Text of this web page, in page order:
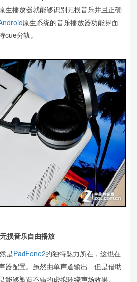
生播放器就能够识别无损音乐并且正确
原生系统的音乐播放器功能界面
cue分轨。
无损音乐自由播放
是PadFone2的独特魅力所在，这也在
器配置。虽然由单声道输出，但是借助
能够塑造不错的虚拟环绕声场效果。